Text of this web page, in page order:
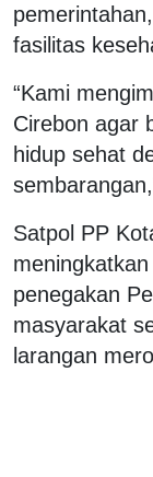
fasilitas
“Kami
Cirebon agar
hidup sehat
Satpol PP
penegakan
masyarakat
larangan